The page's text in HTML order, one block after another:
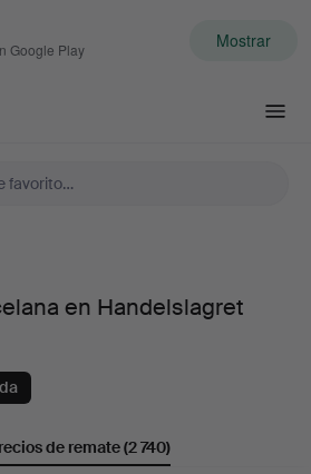
Google Play Mostrar
en Handelslagret
de remate(2 740)